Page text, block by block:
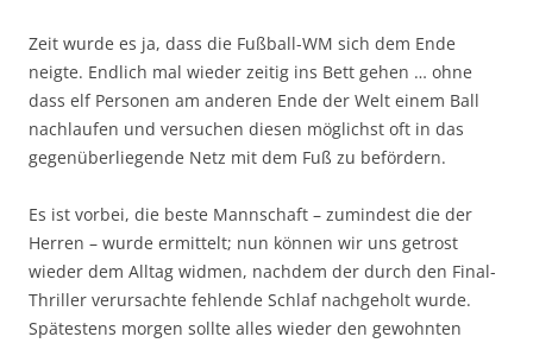
Zeit wurde es ja, dass die Fußball-WM sich dem Ende
neigte. Endlich mal wieder zeitig ins Bett gehen … ohne
dass elf Personen am anderen Ende der Welt einem Ball
nachlaufen und versuchen diesen möglichst oft in das
gegenüberliegende Netz mit dem Fuß zu befördern.
Es ist vorbei, die beste Mannschaft – zumindest die der
Herren – wurde ermittelt; nun können wir uns getrost
wieder dem Alltag widmen, nachdem der durch den Final-
Thriller verursachte fehlende Schlaf nachgeholt wurde.
Spätestens morgen sollte alles wieder den gewohnten